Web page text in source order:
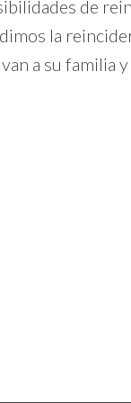
de
la
a su familia y